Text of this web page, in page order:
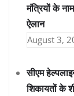
मंत्रियों के
ऐलान
August 3,
सीएम
शिकायतों के